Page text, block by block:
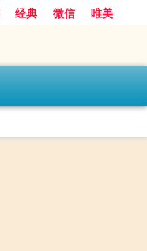
经典 微信
唯美